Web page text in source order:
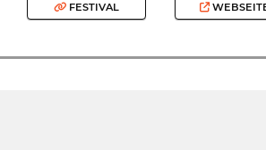
FESTIVAL